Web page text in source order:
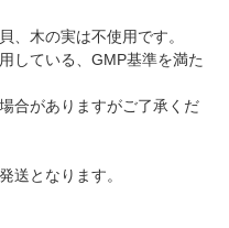
、木の実は不使用です。
している、GMP基準を満た
合がありますがご了承くだ
送となります。